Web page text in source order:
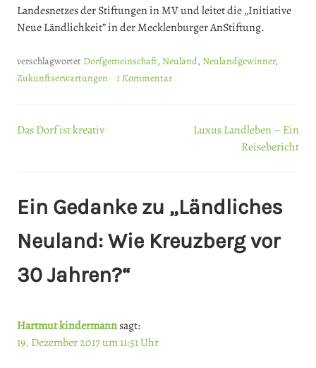
Landesnetzes der Stiftungen in MV und leitet die „Initiative
Neue Ländlichkeit” in der Mecklenburger AnStiftung.
verschlagwortet Dorfgemeinschaft, Neuland, Neulandgewinner,
Zukunftserwartungen
1 Kommentar
Beitrags-
Das Dorf ist kreativ
Luxus Landleben – Ein
Reisebericht
Ein Gedanke zu „Ländliches
Neuland: Wie Kreuzberg vor
30 Jahren?“
Hartmut kindermannsagt:
19. Dezember 2017 um 11:51 Uhr